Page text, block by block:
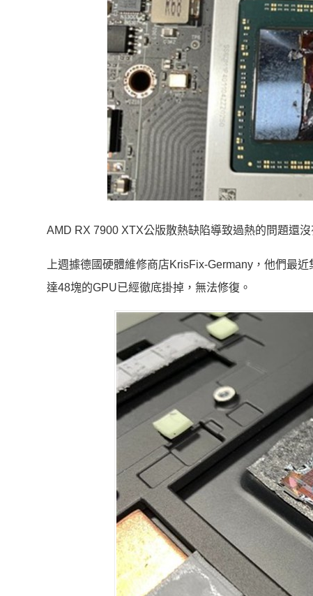
AMD RX 7900 XTX公版散熱缺陷導致過熱的問題還
上週據德國硬體維修商店KrisFix-Germany，他們最
達48塊的GPU已經徹底掛掉，無法修復。